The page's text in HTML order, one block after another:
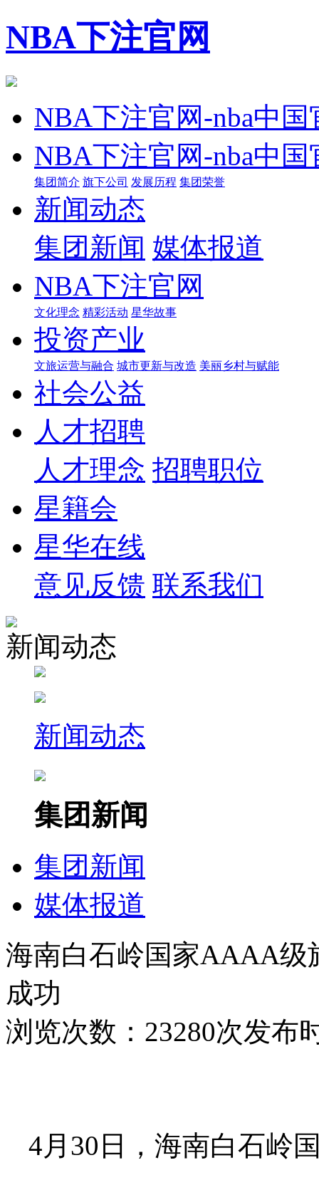
NBA下注官网
NBA下注官网-nba中国
NBA下注官网-nba中国
集团简介 旗下公司 发展历程 集团荣誉
新闻动态
集团新闻 媒体报道
NBA下注官网
文化理念 精彩活动 星华故事
投资产业
文旅运营与融合 城市更新与改造 美丽乡村与赋能
社会公益
人才招聘
人才理念 招聘职位
星籍会
星华在线
意见反馈 联系我们
新闻动态
新闻动态
集团新闻
集团新闻
媒体报道
海南白石岭国家AAAA级
成功
浏览次数：23280次发布
4月30日，海南白石岭